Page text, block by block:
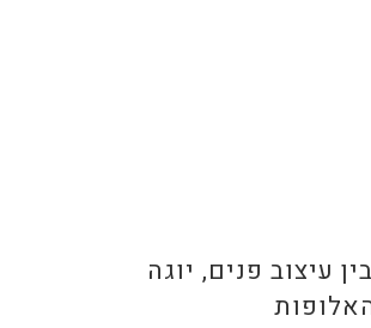
עיצוב פנים, יוגה